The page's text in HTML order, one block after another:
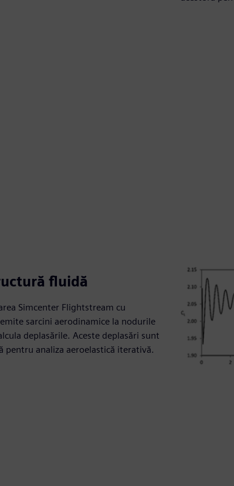
fluidă
Simcenter Flightstream cu
sarcini aerodinamice la nodurile
deplasările. Aceste deplasări sunt
pentru analiza aeroelastică iterativă.